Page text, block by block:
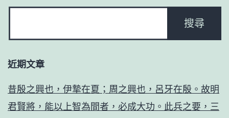
近期文章
昔殷之興也，伊摯在夏；周之興也，呂牙在殷。故明
君賢將，能以上智為間者，必成大功。此兵之要，三